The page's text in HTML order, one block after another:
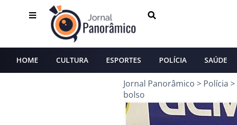
HOME CULTURA ESPORTES POLÍCIA SAÚDE
Jornal Panorâmico > Polícia >
bolso